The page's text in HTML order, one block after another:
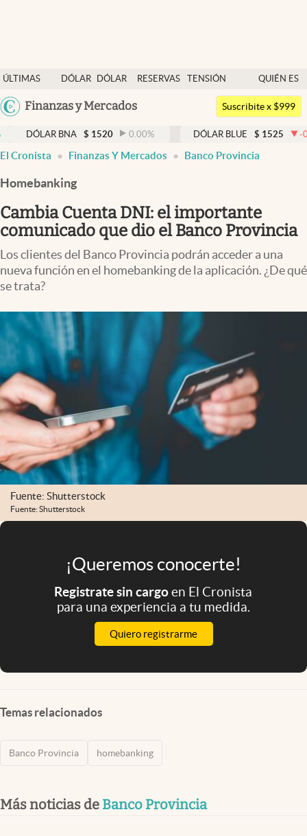
ÚLTIMAS
NOTICIAS
DÓLAR
DÓLAR
RESERVAS
TENSIÓN
GEOPOLÍTICA
QUIÉN ES
QUIÉN
Argentina
Uruguay
Finanzas y Mercados
Dólar
Members
Economía y Política
Finanzas y Mercados
Mercados Online
Negocios
Columnistas
Apertura
Infotechnology
Clase
Clima
Mundial 2026
Eventos Corporativos
El Cronista Studio
Mediakit
abre en nueva pestaña
Argentina
Suscribite x $999
BNA $ 1520 0.00% DÓLAR BLUE $ 1525 -0.33%
El Cronista Finanzas Y Mercados Banco Provincia
Homebanking
Cambia Cuenta DNI: el importante
comunicado que dio el Banco Provincia
Los clientes del Banco Provincia podrán acceder a una
nueva función en el homebanking de la aplicación. ¿De qué
se trata?
Fuente: Shutterstock
Fuente: Shutterstock
¡Queremos conocerte!
Registrate sin cargoen El Cronista
para una experiencia a tu medida.
Quiero registrarme
Temas relacionados
Banco Provincia homebanking
Más noticias de Banco Provincia